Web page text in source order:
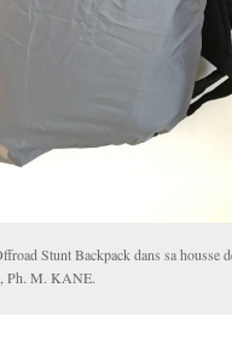
Stunt Backpack dans sa housse
Ph. M. KANE.